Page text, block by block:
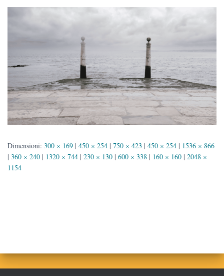
Dimensioni: 300 × 169 | 450 × 254 | 750 × 423 | 450 × 254 | 1536 × 866
| 360 × 240 | 1320 × 744 | 230 × 130 | 600 × 338 | 160 × 160 | 2048 ×
1154